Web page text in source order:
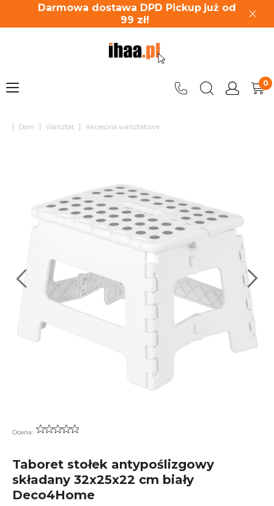
Darmowa dostawa DPD Pickup już od
99 zł!
| Dom | Warsztat | Akcesoria warsztatowe
Ocena:
Taboret stołek antypoślizgowy
składany 32x25x22 cm biały
Deco4Home